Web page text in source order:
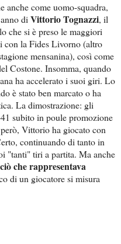
anche come uomo-squadra,
di Vittorio Tognazzi, il
che si è preso le maggiori
con la Fides Livorno (altro
mensanina), così come
Costone. Insomma, quando
ha accelerato i suoi giri. Lo
è stato ben marcato o ha
La dimostrazione: gli
subito in poule promozione
Vittorio ha giocato con
continuando di tanto in
"tanti" tiri a partita. Ma anche
che rappresentava
di un giocatore si misura